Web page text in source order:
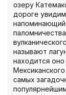
озеру
дороге
напоминающий
называют
находится
самых